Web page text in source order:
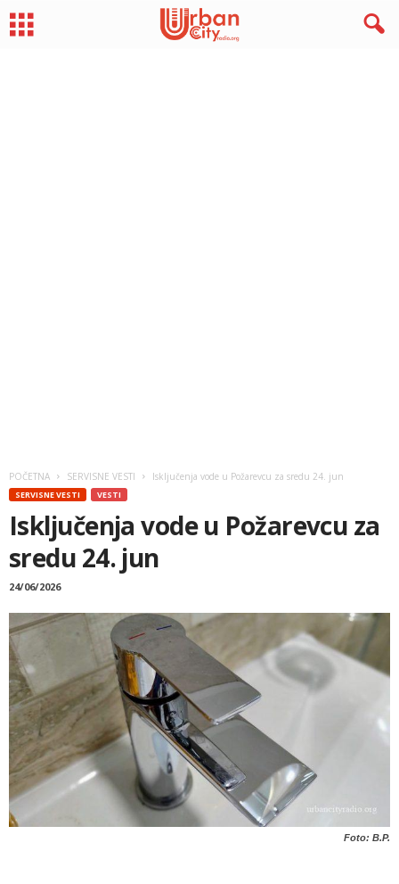
POČETNA SERVISNE VESTI Isključenja vode u Požarevcu za sredu 24. jun
SERVISNE VESTI VESTI
Isključenja vode u Požarevcu za
sredu 24. jun
24/06/2026
Foto: B.P.